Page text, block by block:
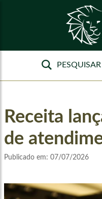
Receita
de
Publicado em: 07/07/2026